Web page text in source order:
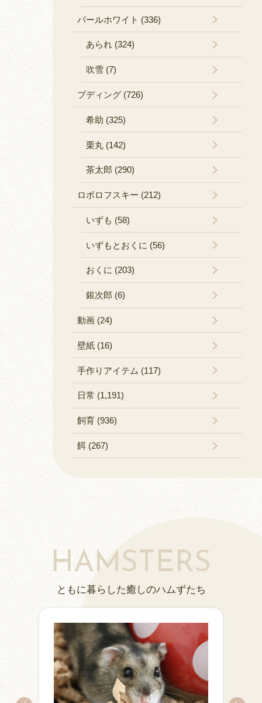
パールホワイト (336)
あられ (324)
吹雪 (7)
プディング (726)
希助 (325)
栗丸 (142)
茶太郎 (290)
ロボロフスキー (212)
いずも (58)
いずもとおくに (56)
おくに (203)
銀次郎 (6)
動画 (24)
壁紙 (16)
手作りアイテム (117)
日常 (1,191)
飼育 (936)
餌 (267)
HAMSTERS
ともに暮らした癒しのハムずたち